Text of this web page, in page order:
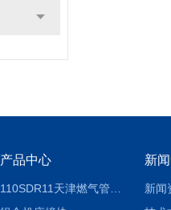
产品中心 新
新闻